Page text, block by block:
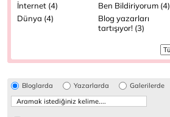
İnternet (4)
Ben Bildiriyorum (4)
Dünya (4)
Blog yazarları
tartışıyor! (3)
Bloglarda Yazarlarda Galerilerde